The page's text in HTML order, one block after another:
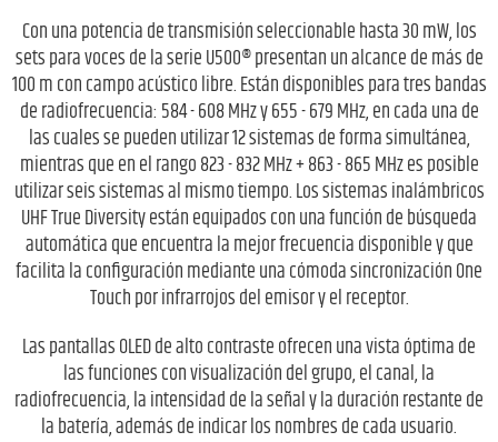
Con una potencia de transmisión seleccionable hasta 30 mW, los
sets para voces de la serie U500® presentan un alcance de más de
100 m con campo acústico libre. Están disponibles para tres bandas
de radiofrecuencia: 584 - 608 MHz y 655 - 679 MHz, en cada una de
las cuales se pueden utilizar 12 sistemas de forma simultánea,
mientras que en el rango 823 - 832 MHz + 863 - 865 MHz es posible
utilizar seis sistemas al mismo tiempo. Los sistemas inalámbricos
UHF True Diversity están equipados con una función de búsqueda
automática que encuentra la mejor frecuencia disponible y que
facilita la configuración mediante una cómoda sincronización One
Touch por infrarrojos del emisor y el receptor.
Las pantallas OLED de alto contraste ofrecen una vista óptima de
las funciones con visualización del grupo, el canal, la
radiofrecuencia, la intensidad de la señal y la duración restante de
la batería, además de indicar los nombres de cada usuario.